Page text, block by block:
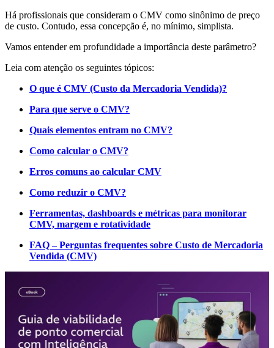
Há profissionais que consideram o CMV como sinônimo de preço
de custo. Contudo, essa concepção é, no mínimo, simplista.
Vamos entender em profundidade a importância deste parâmetro?
Leia com atenção os seguintes tópicos:
O que é CMV (Custo da Mercadoria Vendida)?
Para que serve o CMV?
Quais elementos entram no CMV?
Como calcular o CMV?
Erros comuns ao calcular CMV
Como reduzir o CMV?
Ferramentas, dashboards e métricas para monitorar
CMV, margem e rotatividade
FAQ – Perguntas frequentes sobre Custo de Mercadoria
Vendida (CMV)